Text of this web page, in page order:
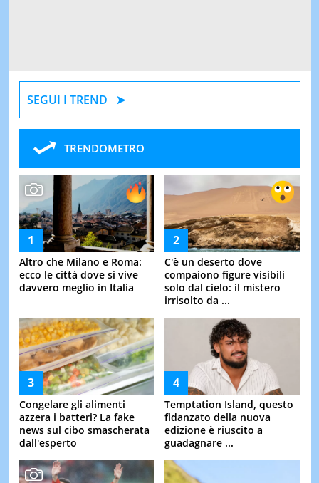
SEGUI I TREND
TRENDOMETRO
Altro che Milano e Roma:
ecco le città dove si vive
davvero meglio in Italia
C'è un deserto dove
compaiono figure visibili
solo dal cielo: il mistero
irrisolto da ...
Congelare gli alimenti
azzera i batteri? La fake
news sul cibo smascherata
dall'esperto
Temptation Island, questo
fidanzato della nuova
edizione è riuscito a
guadagnare ...